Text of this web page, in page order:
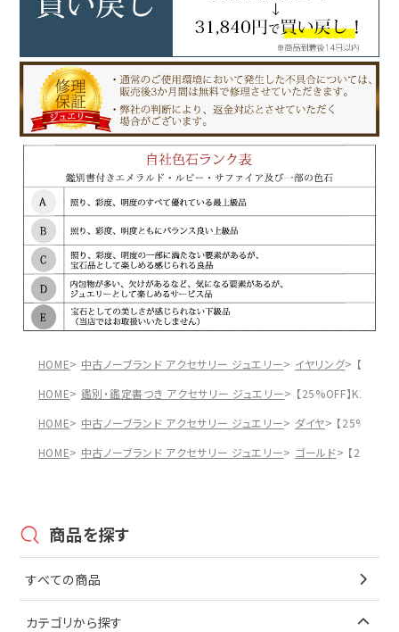
HOME 中古ノーブランド アクセサリー ジュエリー イヤリング
【
HOME
鑑別・鑑定書つき アクセサリー ジュエリー
【25%OFF】K18
HOME
中古ノーブランド アクセサリー ジュエリー ダイヤ
【25%OFF
HOME
中古ノーブランド アクセサリー ジュエリー ゴールド 【
商品を探す
すべての商品
カテゴリから探す